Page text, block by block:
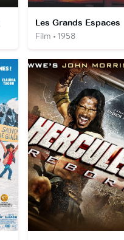
Les Grands Espaces
Film • 1958